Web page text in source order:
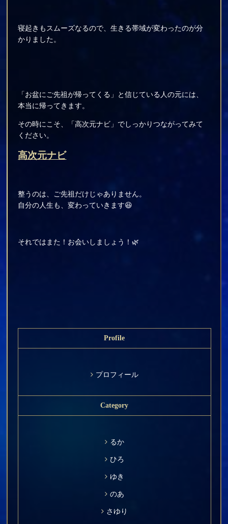
寝起きもスムーズなるので、生きる帯域が変わったのが分
かりました。
「お盆にご先祖が帰ってくる」と信じている人の元には、
本当に帰ってきます。
その時にこそ、「高次元ナビ」でしっかりつながってみて
ください。
高次元ナビ
整うのは、ご先祖だけじゃありません。
自分の人生も、変わっていきます😆
それではまた！お会いしましょう！🌿
Profile
プロフィール
Category
るか
ひろ
ゆき
のあ
さゆり